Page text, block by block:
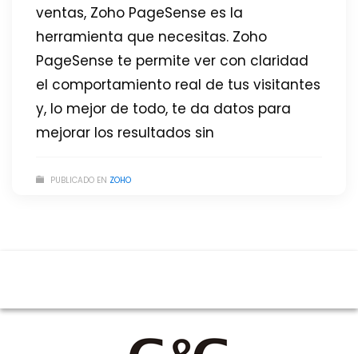
ventas, Zoho PageSense es la
herramienta que necesitas. Zoho
PageSense te permite ver con claridad
el comportamiento real de tus visitantes
y, lo mejor de todo, te da datos para
mejorar los resultados sin
PUBLICADO EN ZOHO